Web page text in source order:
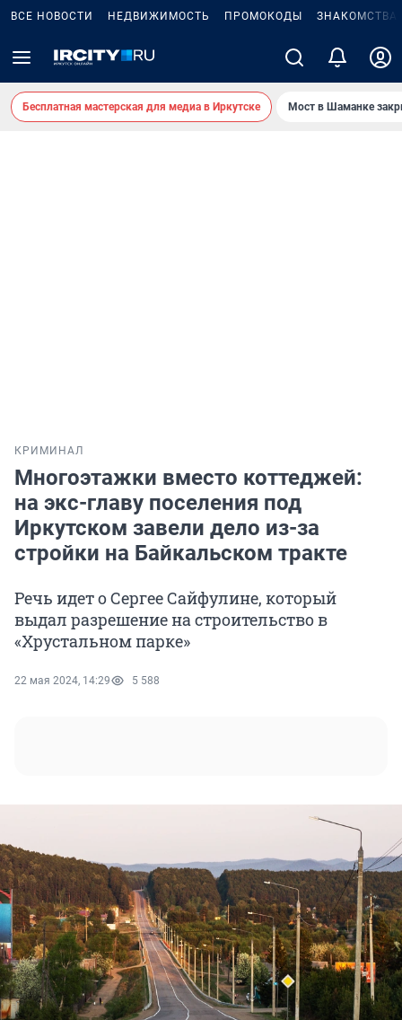
ВСЕ НОВОСТИ НЕДВИЖИМОСТЬ ПРОМОКОДЫ ЗНАКОМСТВА
Бесплатная мастерская для медиа в Иркутске Мост в Шаманке
КРИМИНАЛ
Многоэтажки вместо коттеджей:
на экс-главу поселения под
Иркутском завели дело из-за
стройки на Байкальском тракте
Речь идет о Сергее Сайфулине, который
выдал разрешение на строительство в
«Хрустальном парке»
22 мая 2024, 14:29 5 588